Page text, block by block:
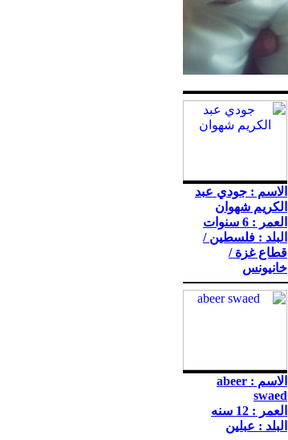
الاسم : جودي عبد
الكريم شهوان
العمر : 6 سنوات
البلد : فلسطين /
قطاع غزة /
خانيونس
الاسم : abeer
swaed
العمر : 12 سنه
البلد : عبلين